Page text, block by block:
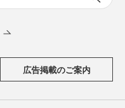
広告掲載のご案内